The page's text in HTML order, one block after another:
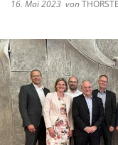
16. Mai 2023 von